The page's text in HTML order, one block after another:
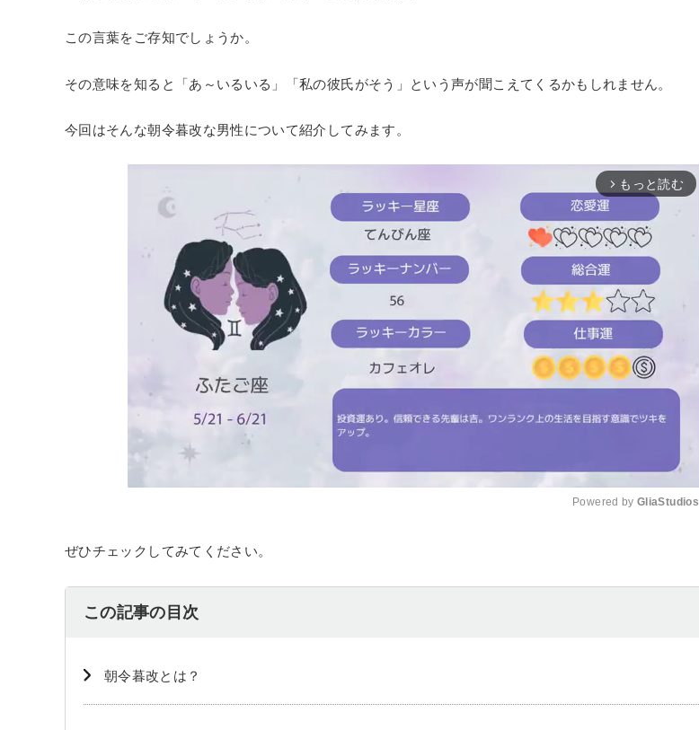
この言葉をご存知でしょうか。
その意味を知ると「あ～いるいる」「私の彼氏がそう」という声が聞こえてくるかもしれません。
今回はそんな朝令暮改な男性について紹介してみます。
arrow_forward_ios もっと読む
Powered by GliaStudios
ぜひチェックしてみてください。
この記事の目次
朝令暮改とは？